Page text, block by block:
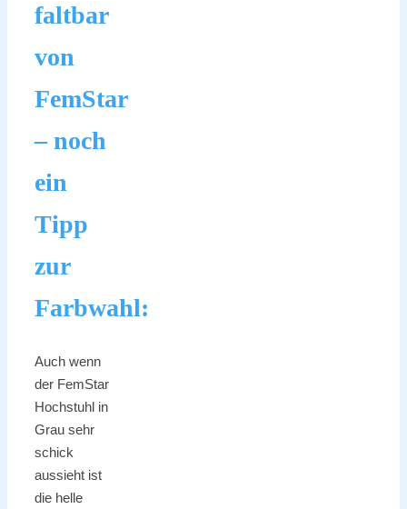
faltbar
von
FemStar
– noch
ein
Tipp
zur
Farbwahl:
Auch wenn
der FemStar
Hochstuhl in
Grau sehr
schick
aussieht ist
die helle